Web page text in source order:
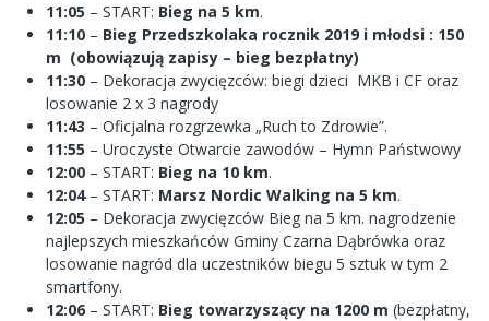
11:05 – START: Bieg na 5 km.
11:10 – Bieg Przedszkolaka rocznik 2019 i młodsi : 150
m (obowiązują zapisy – bieg bezpłatny)
11:30 – Dekoracja zwycięzców: biegi dzieci MKB i CF oraz
losowanie 2 x 3 nagrody
11:43 – Oficjalna rozgrzewka „Ruch to Zdrowie”.
11:55 – Uroczyste Otwarcie zawodów – Hymn Państwowy
12:00 – START: Bieg na 10 km.
12:04– START: Marsz Nordic Walking na 5 km.
12:05 – Dekoracja zwycięzców Bieg na 5 km. nagrodzenie
najlepszych mieszkańców Gminy Czarna Dąbrówka oraz
losowanie nagród dla uczestników biegu 5 sztuk w tym 2
smartfony.
12:06 – START: Bieg towarzyszący na 1200 m (bezpłatny,